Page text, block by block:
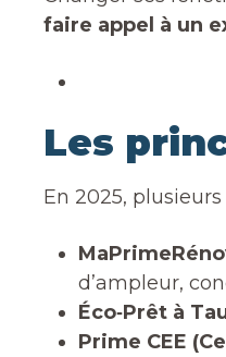
faire appel à un
Les
En 2025,
d’ampleur,
Éco‑Prêt à
Prime CEE